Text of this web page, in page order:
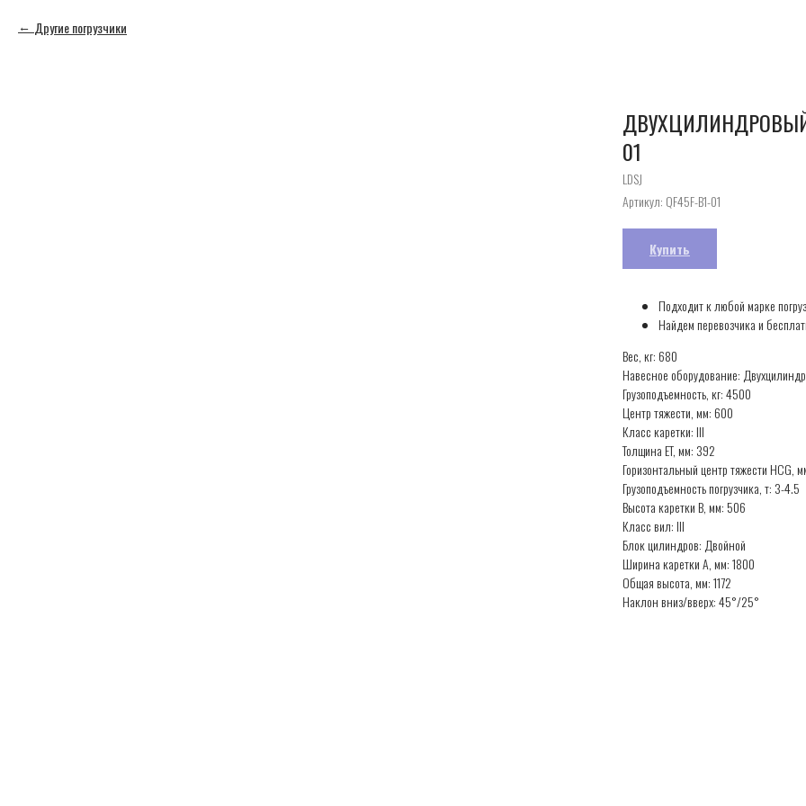
Другие погрузчики
ДВУХЦИЛИНДРОВЫЙ
01
LDSJ
Артикул: QF45F-B1-01
Купить
Подходит к любой марке
Найдем перевозчика и
Вес, кг: 680
Навесное оборудование:
Грузоподъемность, кг: 4500
Центр тяжести, мм: 600
Класс каретки: III
Толщина ET, мм: 392
Горизонтальный центр тяжести HCG,
Грузоподъемность погрузчика, т: 3-4.5
Высота каретки B, мм: 506
Класс вил: III
Блок цилиндров: Двойной
Ширина каретки A, мм: 1800
Общая высота, мм: 1172
Наклон вниз/вверх: 45°/25°